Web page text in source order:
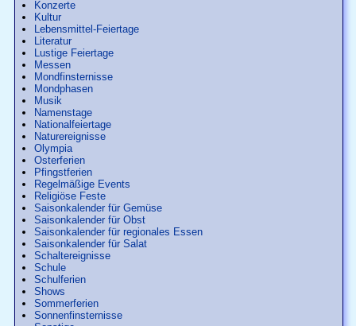
Konzerte
Kultur
Lebensmittel-Feiertage
Literatur
Lustige Feiertage
Messen
Mondfinsternisse
Mondphasen
Musik
Namenstage
Nationalfeiertage
Naturereignisse
Olympia
Osterferien
Pfingstferien
Regelmäßige Events
Religiöse Feste
Saisonkalender für Gemüse
Saisonkalender für Obst
Saisonkalender für regionales Essen
Saisonkalender für Salat
Schaltereignisse
Schule
Schulferien
Shows
Sommerferien
Sonnenfinsternisse